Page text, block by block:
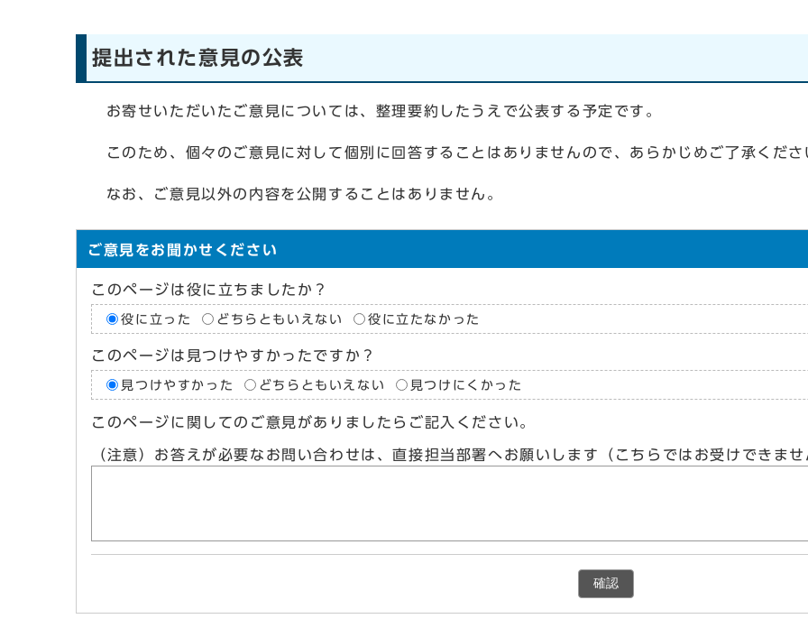
提出された意見の公表
お寄せいただいたご意見については、整理要約したうえで公表する予定です。
このため、個々のご意見に対して個別に回答することはありませんので、あらかじめご了承くださ
なお、ご意見以外の内容を公開することはありません。
ご意見をお聞かせください
このページは役に立ちましたか？
役に立った どちらともいえない 役に立たなかった
このページは見つけやすかったですか？
見つけやすかった どちらともいえない 見つけにくかった
このページに関してのご意見がありましたらご記入ください。
（注意）お答えが必要なお問い合わせは、直接担当部署へお願いします（こちらではお受けできま
確認